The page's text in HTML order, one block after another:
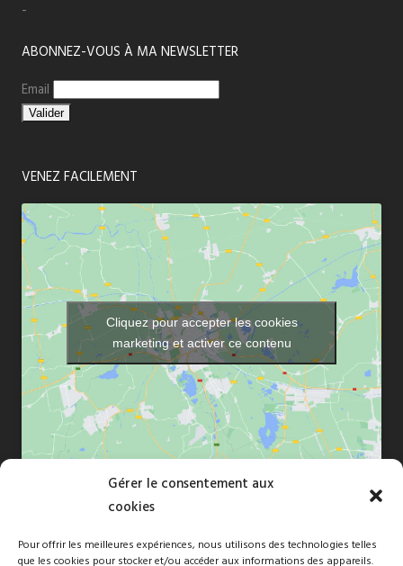
Gérer le consentement aux
cookies
Pour offrir les meilleures expériences, nous utilisons des technologies telles
que les cookies pour stocker et/ou accéder aux informations des appareils.
-
ABONNEZ-VOUS À MA NEWSLETTER
Email
VENEZ FACILEMENT
Cliquez pour accepter les cookies
marketing et activer ce contenu